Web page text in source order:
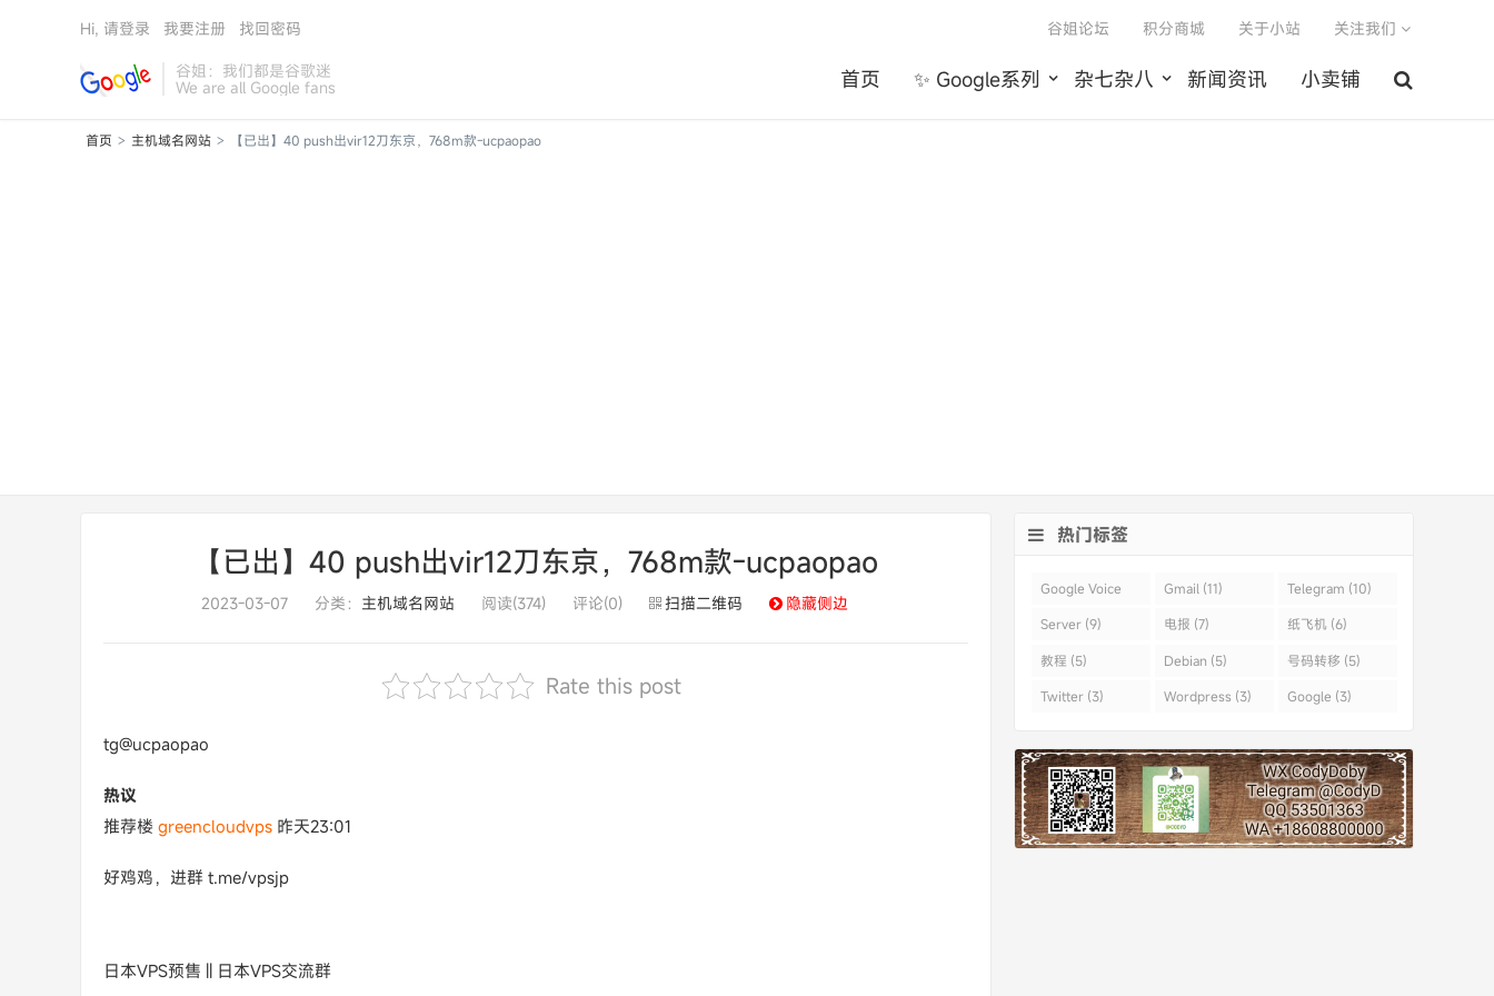
谷姐：我们都是谷歌迷
We are all Google fans 首页 ✨ Google系列 杂七杂八 新闻资讯 小卖铺
谷姐论坛 积分商城 关于小站 关注我们
Hi, 请登录 我要注册 找回密码
首页 > 主机域名网站 > 【已出】40 push出vir12刀东京，768m款-ucpaopao
【已出】40 push出vir12刀东京，768m款-ucpaopao
2023-03-07 分类： 主机域名网站 阅读(374) 评论(0) 扫描二维码 隐藏侧边
Rate this post
tg@ucpaopao
热议
推荐楼 greencloudvps 昨天23:01
好鸡鸡，进群 t.me/vpsjp
日本VPS预售 || 日本VPS交流群
热门标签
Google Voice
(43)
Gmail (11) Telegram (10)
Server (9) 电报 (7) 纸飞机 (6)
教程 (5) Debian (5) 号码转移 (5)
Twitter (3) Wordpress (3) Google (3)